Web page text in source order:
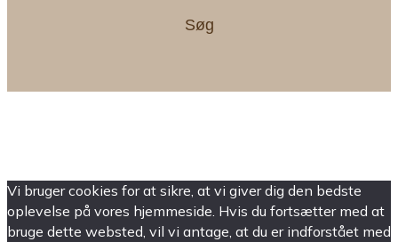
Søg
Vi bruger cookies for at sikre, at vi giver dig den bedste
oplevelse på vores hjemmeside. Hvis du fortsætter med at
bruge dette websted, vil vi antage, at du er indforstået med